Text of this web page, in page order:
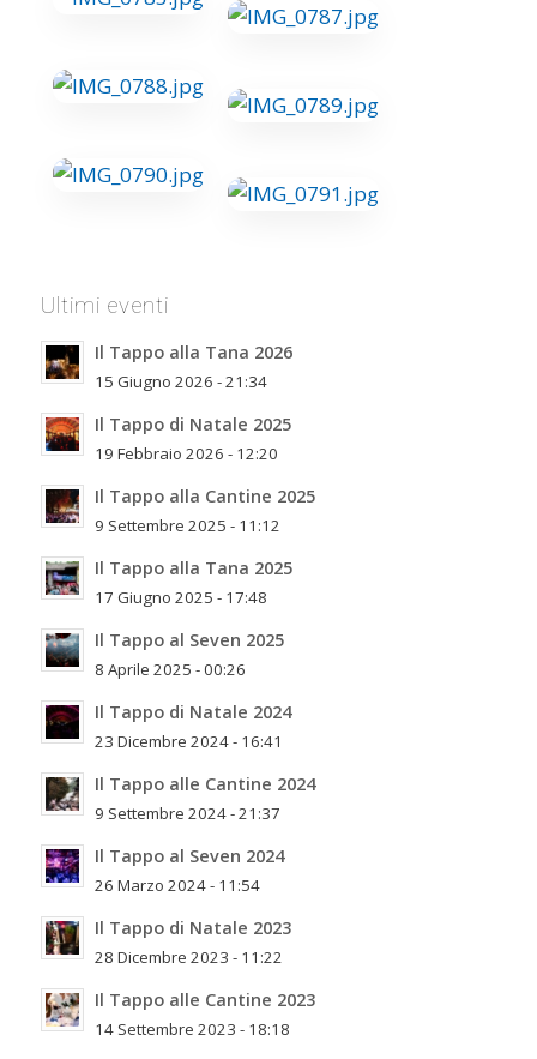
Ultimi eventi
Il Tappo alla Tana 2026
15 Giugno 2026 - 21:34
Il Tappo di Natale 2025
19 Febbraio 2026 - 12:20
Il Tappo alla Cantine 2025
9 Settembre 2025 - 11:12
Il Tappo alla Tana 2025
17 Giugno 2025 - 17:48
Il Tappo al Seven 2025
8 Aprile 2025 - 00:26
Il Tappo di Natale 2024
23 Dicembre 2024 - 16:41
Il Tappo alle Cantine 2024
9 Settembre 2024 - 21:37
Il Tappo al Seven 2024
26 Marzo 2024 - 11:54
Il Tappo di Natale 2023
28 Dicembre 2023 - 11:22
Il Tappo alle Cantine 2023
14 Settembre 2023 - 18:18